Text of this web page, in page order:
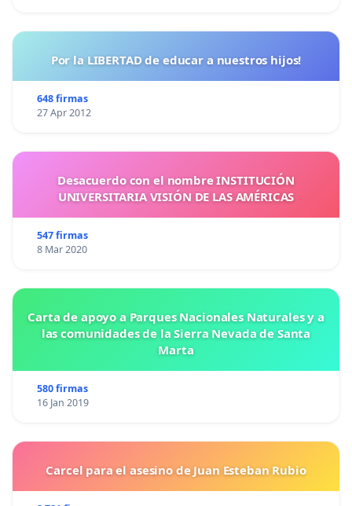
Por la LIBERTAD de educar a nuestros hijos!
648 firmas
27 Apr 2012
Desacuerdo con el nombre INSTITUCIÓN
UNIVERSITARIA VISIÓN DE LAS AMÉRICAS
547 firmas
8 Mar 2020
Carta de apoyo a Parques Nacionales Naturales y a
las comunidades de la Sierra Nevada de Santa
Marta
580 firmas
16 Jan 2019
Carcel para el asesino de Juan Esteban Rubio